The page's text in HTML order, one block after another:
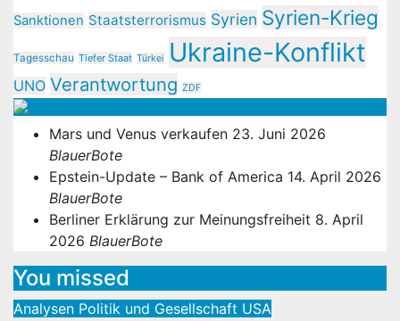
Sanktionen Staatsterrorismus Syrien Syrien-Krieg
Tagesschau Tiefer Staat Türkei Ukraine-Konflikt
UNO Verantwortung ZDF
Mars und Venus verkaufen 23. Juni 2026
BlauerBote
Epstein-Update – Bank of America 14. April 2026
BlauerBote
Berliner Erklärung zur Meinungsfreiheit 8. April
2026 BlauerBote
You missed
Analysen Politik und Gesellschaft USA